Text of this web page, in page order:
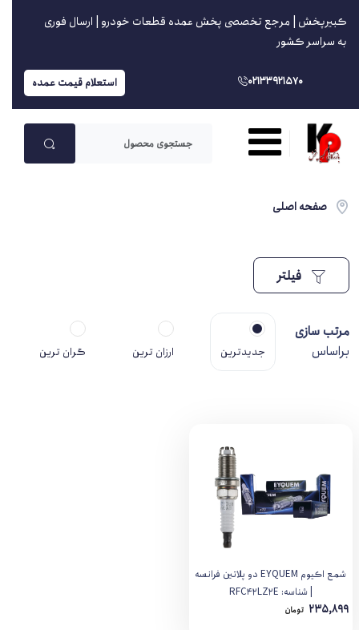
کبیرپخش | مرجع تخصصی پخش عمده قطعات خودرو | ارسال فوری
به سراسر کشور
02133921570 استعلام قیمت عمده
صفحه اصلی
فیلتر
مرتب سازی
براساس
جدیدترین ارزان ترین گران ترین
شمع اکیوم EYQUEM دو پلاتین فرانسه
| شناسه: RFC42LZ2E
235,899 تومان